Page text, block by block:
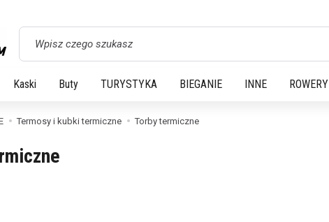
Wyszukaj
Kaski Buty TURYSTYKA BIEGANIE INNE ROWERY
Termosy i kubki termiczne Torby termiczne